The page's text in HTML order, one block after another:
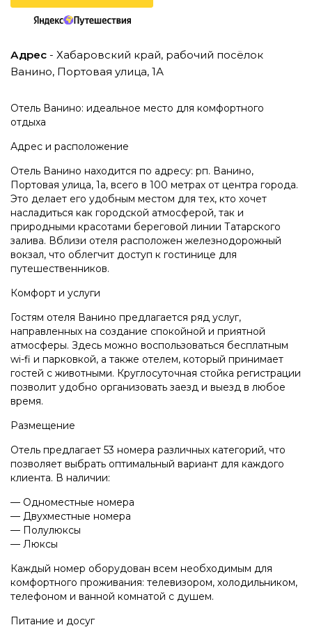
Адрес - Хабаровский край, рабочий посёлок
Ванино, Портовая улица, 1А
Отель Ванино: идеальное место для комфортного
отдыха
Адрес и расположение
Отель Ванино находится по адресу: рп. Ванино,
Портовая улица, 1а, всего в 100 метрах от центра города.
Это делает его удобным местом для тех, кто хочет
насладиться как городской атмосферой, так и
природными красотами береговой линии Татарского
залива. Вблизи отеля расположен железнодорожный
вокзал, что облегчит доступ к гостинице для
путешественников.
Комфорт и услуги
Гостям отеля Ванино предлагается ряд услуг,
направленных на создание спокойной и приятной
атмосферы. Здесь можно воспользоваться бесплатным
wi-fi и парковкой, а также отелем, который принимает
гостей с животными. Круглосуточная стойка регистрации
позволит удобно организовать заезд и выезд в любое
время.
Размещение
Отель предлагает 53 номера различных категорий, что
позволяет выбрать оптимальный вариант для каждого
клиента. В наличии:
— Одноместные номера
— Двухместные номера
— Полулюксы
— Люксы
Каждый номер оборудован всем необходимым для
комфортного проживания: телевизором, холодильником,
телефоном и ванной комнатой с душем.
Питание и досуг